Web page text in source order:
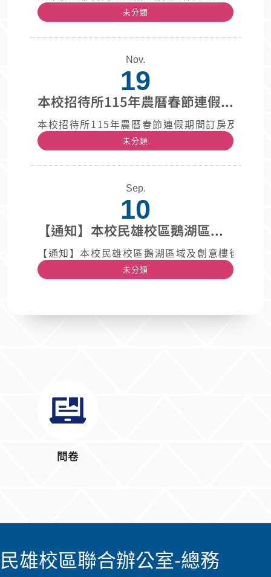
未分類
Nov.
19
本校招待所115年農曆春節連假期間訂房及取消訂房措施通知
本校招待所115年農曆春節連假期間訂房及取消
未分類
Sep.
10
【通知】本校民雄校區鵝湖區域及創意樓後方停車場旁枯枝落葉暫置區，為維安全，請勿
【通知】本校民雄校區鵝湖區域及創意樓後方
未分類
問卷
民雄校區聯合辦公室-總務